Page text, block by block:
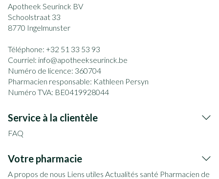
Apotheek Seurinck BV
Schoolstraat 33
8770 Ingelmunster
Téléphone: +32 51 33 53 93
Courriel: info@apotheekseurinck.be
Numéro de licence: 360704
Pharmacien responsable: Kathleen Persyn
Numéro TVA: BE0419928044
Service à la clientèle
FAQ
Votre pharmacie
A propos de nous Liens utiles Actualités santé Pharmacien de